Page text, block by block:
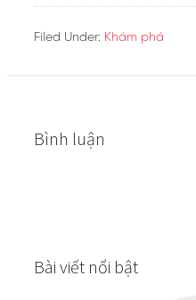
Filed Under: Khám phá
Bình luận
Bài viết nổi bật